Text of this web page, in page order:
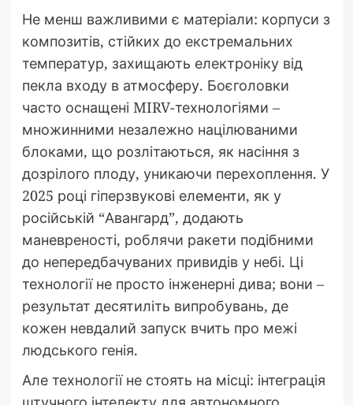
Не менш важливими є матеріали: корпуси з
композитів, стійких до екстремальних
температур, захищають електроніку від
пекла входу в атмосферу. Боєголовки
часто оснащені MIRV-технологіями –
множинними незалежно націлюваними
блоками, що розлітаються, як насіння з
дозрілого плоду, уникаючи перехоплення. У
2025 році гіперзвукові елементи, як у
російській “Авангард”, додають
маневреності, роблячи ракети подібними
до непередбачуваних привидів у небі. Ці
технології не просто інженерні дива; вони –
результат десятиліть випробувань, де
кожен невдалий запуск вчить про межі
людського генія.
Але технології не стоять на місці: інтеграція